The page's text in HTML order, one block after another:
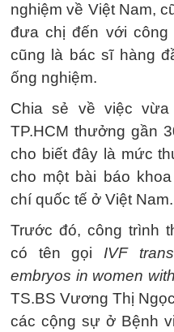
nghiệm về Việt Nam,
đưa chị đến với công
cũng là bác sĩ hàng
ống nghiệm.
Chia sẻ về việc
TP.HCM thưởng gần
cho biết đây là mức
cho một bài báo
chí quốc tế ở Việt Nam.
Trước đó, công trình
có tên gọi IVF
embryos in women
TS.BS Vương Thị
các cộng sự ở Bệnh